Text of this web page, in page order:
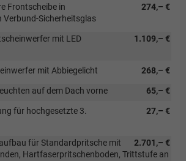
274,– €
Frontscheibe in
Sicherheitsglas
1.109,– €
mit LED
268,– €
mit Abbiegelicht
65,– €
auf dem Dach vorne
27,– €
für hochgesetzte 3.
2.701,– €
für Standardpritsche mit
Hartfaserpritschenboden, Trittstufe an